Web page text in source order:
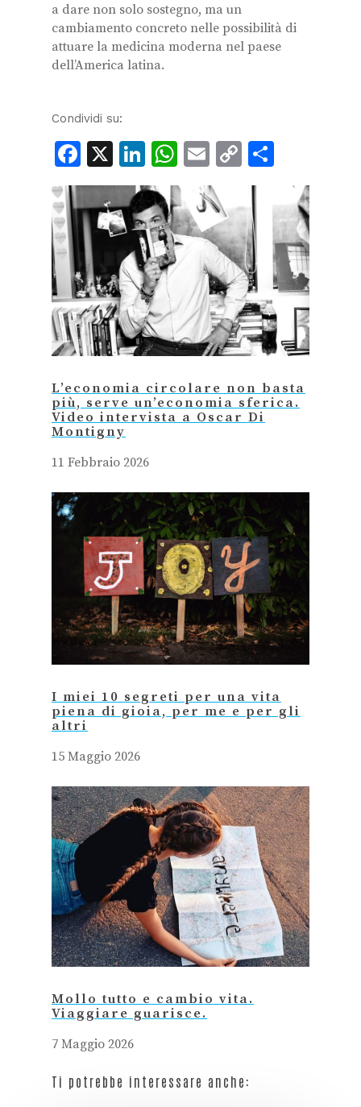
a dare non solo sostegno, ma un
cambiamento concreto nelle possibilità di
attuare la medicina moderna nel paese
dell’America latina.
Condividi su:
Facebook
X LinkedIn
WhatsApp
Email
Copy
Link
L’economia circolare non basta
più, serve un’economia sferica.
Video intervista a Oscar Di
Montigny
11 Febbraio 2026
I miei 10 segreti per una vita
piena di gioia, per me e per gli
altri
15 Maggio 2026
Mollo tutto e cambio vita.
Viaggiare guarisce.
7 Maggio 2026
Ti potrebbe interessare anche: